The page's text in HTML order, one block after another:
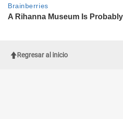
Regresar al inicio